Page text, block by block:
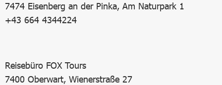
7474 Eisenberg an der Pinka, Am Naturpark 1
+43 664 4344224
Reisebüro FOX Tours
7400 Oberwart, Wienerstraße 27